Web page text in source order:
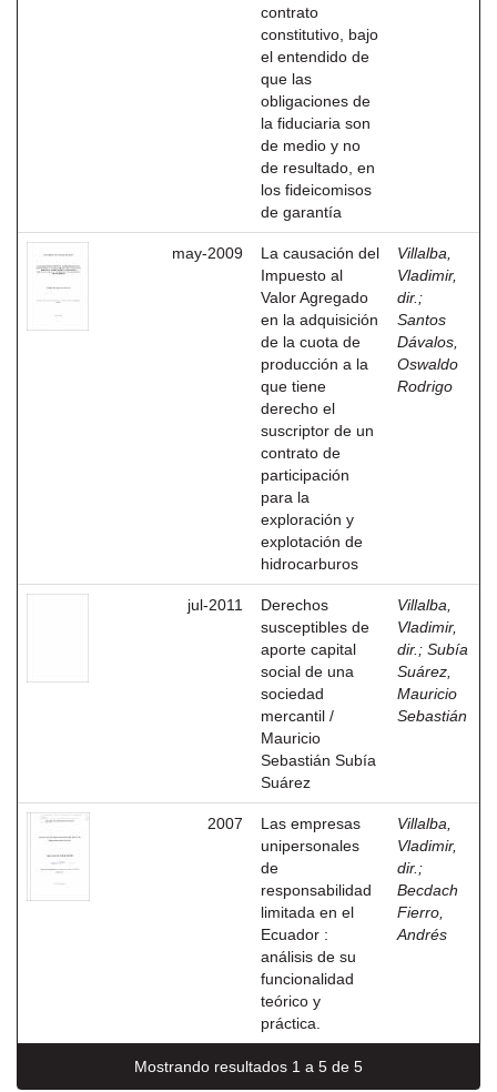
contrato
constitutivo, bajo
el entendido de
que las
obligaciones de
la fiduciaria son
de medio y no
de resultado, en
los fideicomisos
de garantía
may-2009
La causación del
Impuesto al
Valor Agregado
en la adquisición
de la cuota de
producción a la
que tiene
derecho el
suscriptor de un
contrato de
participación
para la
exploración y
explotación de
hidrocarburos
Villalba,
Vladimir,
dir. ;
Santos
Dávalos,
Oswaldo
Rodrigo
jul-2011
Derechos
susceptibles de
aporte capital
social de una
sociedad
mercantil /
Mauricio
Sebastián Subía
Suárez
Villalba,
Vladimir,
dir. ; Subía
Suárez,
Mauricio
Sebastián
2007
Las empresas
unipersonales
de
responsabilidad
limitada en el
Ecuador :
análisis de su
funcionalidad
teórico y
práctica.
Villalba,
Vladimir,
dir. ;
Becdach
Fierro,
Andrés
Mostrando resultados 1 a 5 de 5